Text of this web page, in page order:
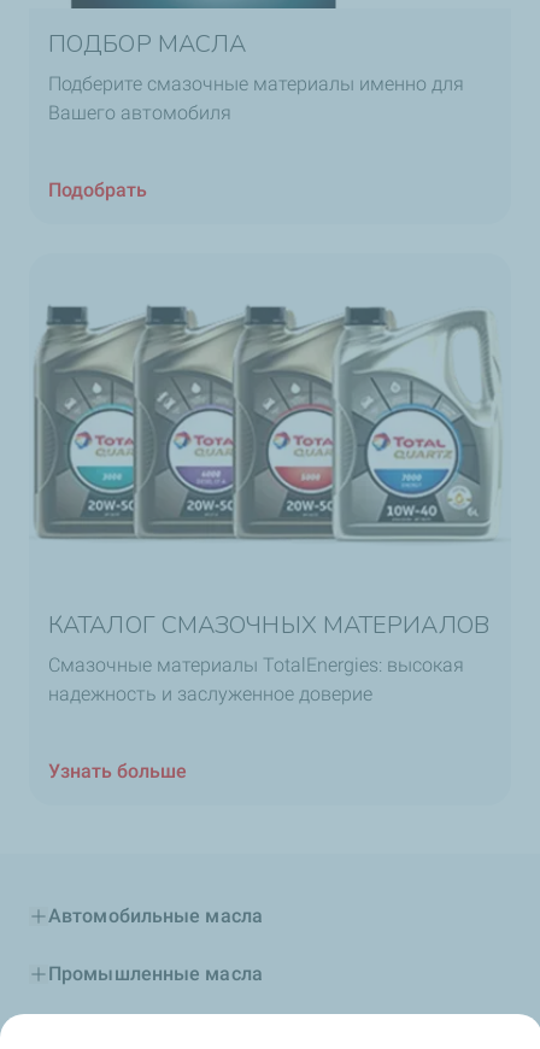
ПОДБОР МАСЛА
Подберите смазочные материалы именно для
Вашего автомобиля
Подобрать
КАТАЛОГ СМАЗОЧНЫХ МАТЕРИАЛОВ
Смазочные материалы TotalEnergies: высокая
надежность и заслуженное доверие
Узнать больше
Автомобильные масла
Промышленные масла